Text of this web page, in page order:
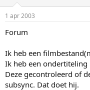
s
t
a
t
e
r
m
1 apr 2003
Forum
Ik heb een
Ik heb een ondertiteling
Deze gecontroleerd of
subsync. Dat doet hij.